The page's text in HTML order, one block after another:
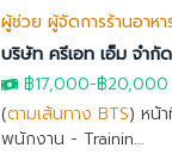
ผู้ช่วย ผู้จัดการร้านอาห
บริษัท ครีเอท เอ็ม จำกัด
฿17,000-฿20,000
(ตามเส้นทาง BTS) หน้
พนักงาน - Trainin...